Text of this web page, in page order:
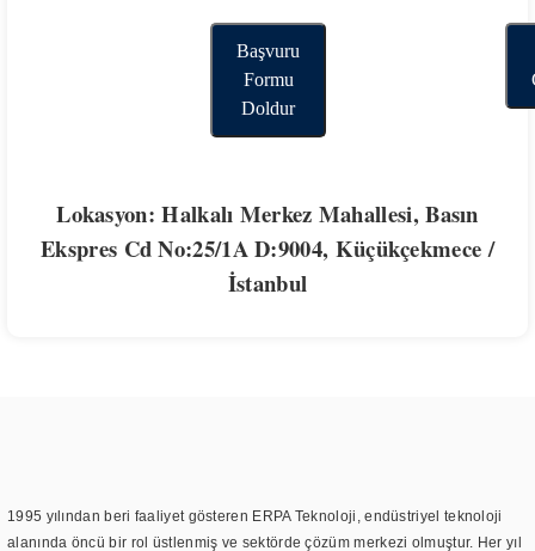
Başvuru
Formu
Doldur
Lokasyon: Halkalı Merkez Mahallesi, Basın
Ekspres Cd No:25/1A D:9004, Küçükçekmece /
İstanbul
1995 yılından beri faaliyet gösteren ERPA Teknoloji, endüstriyel teknoloji
alanında öncü bir rol üstlenmiş ve sektörde çözüm merkezi olmuştur. Her yıl